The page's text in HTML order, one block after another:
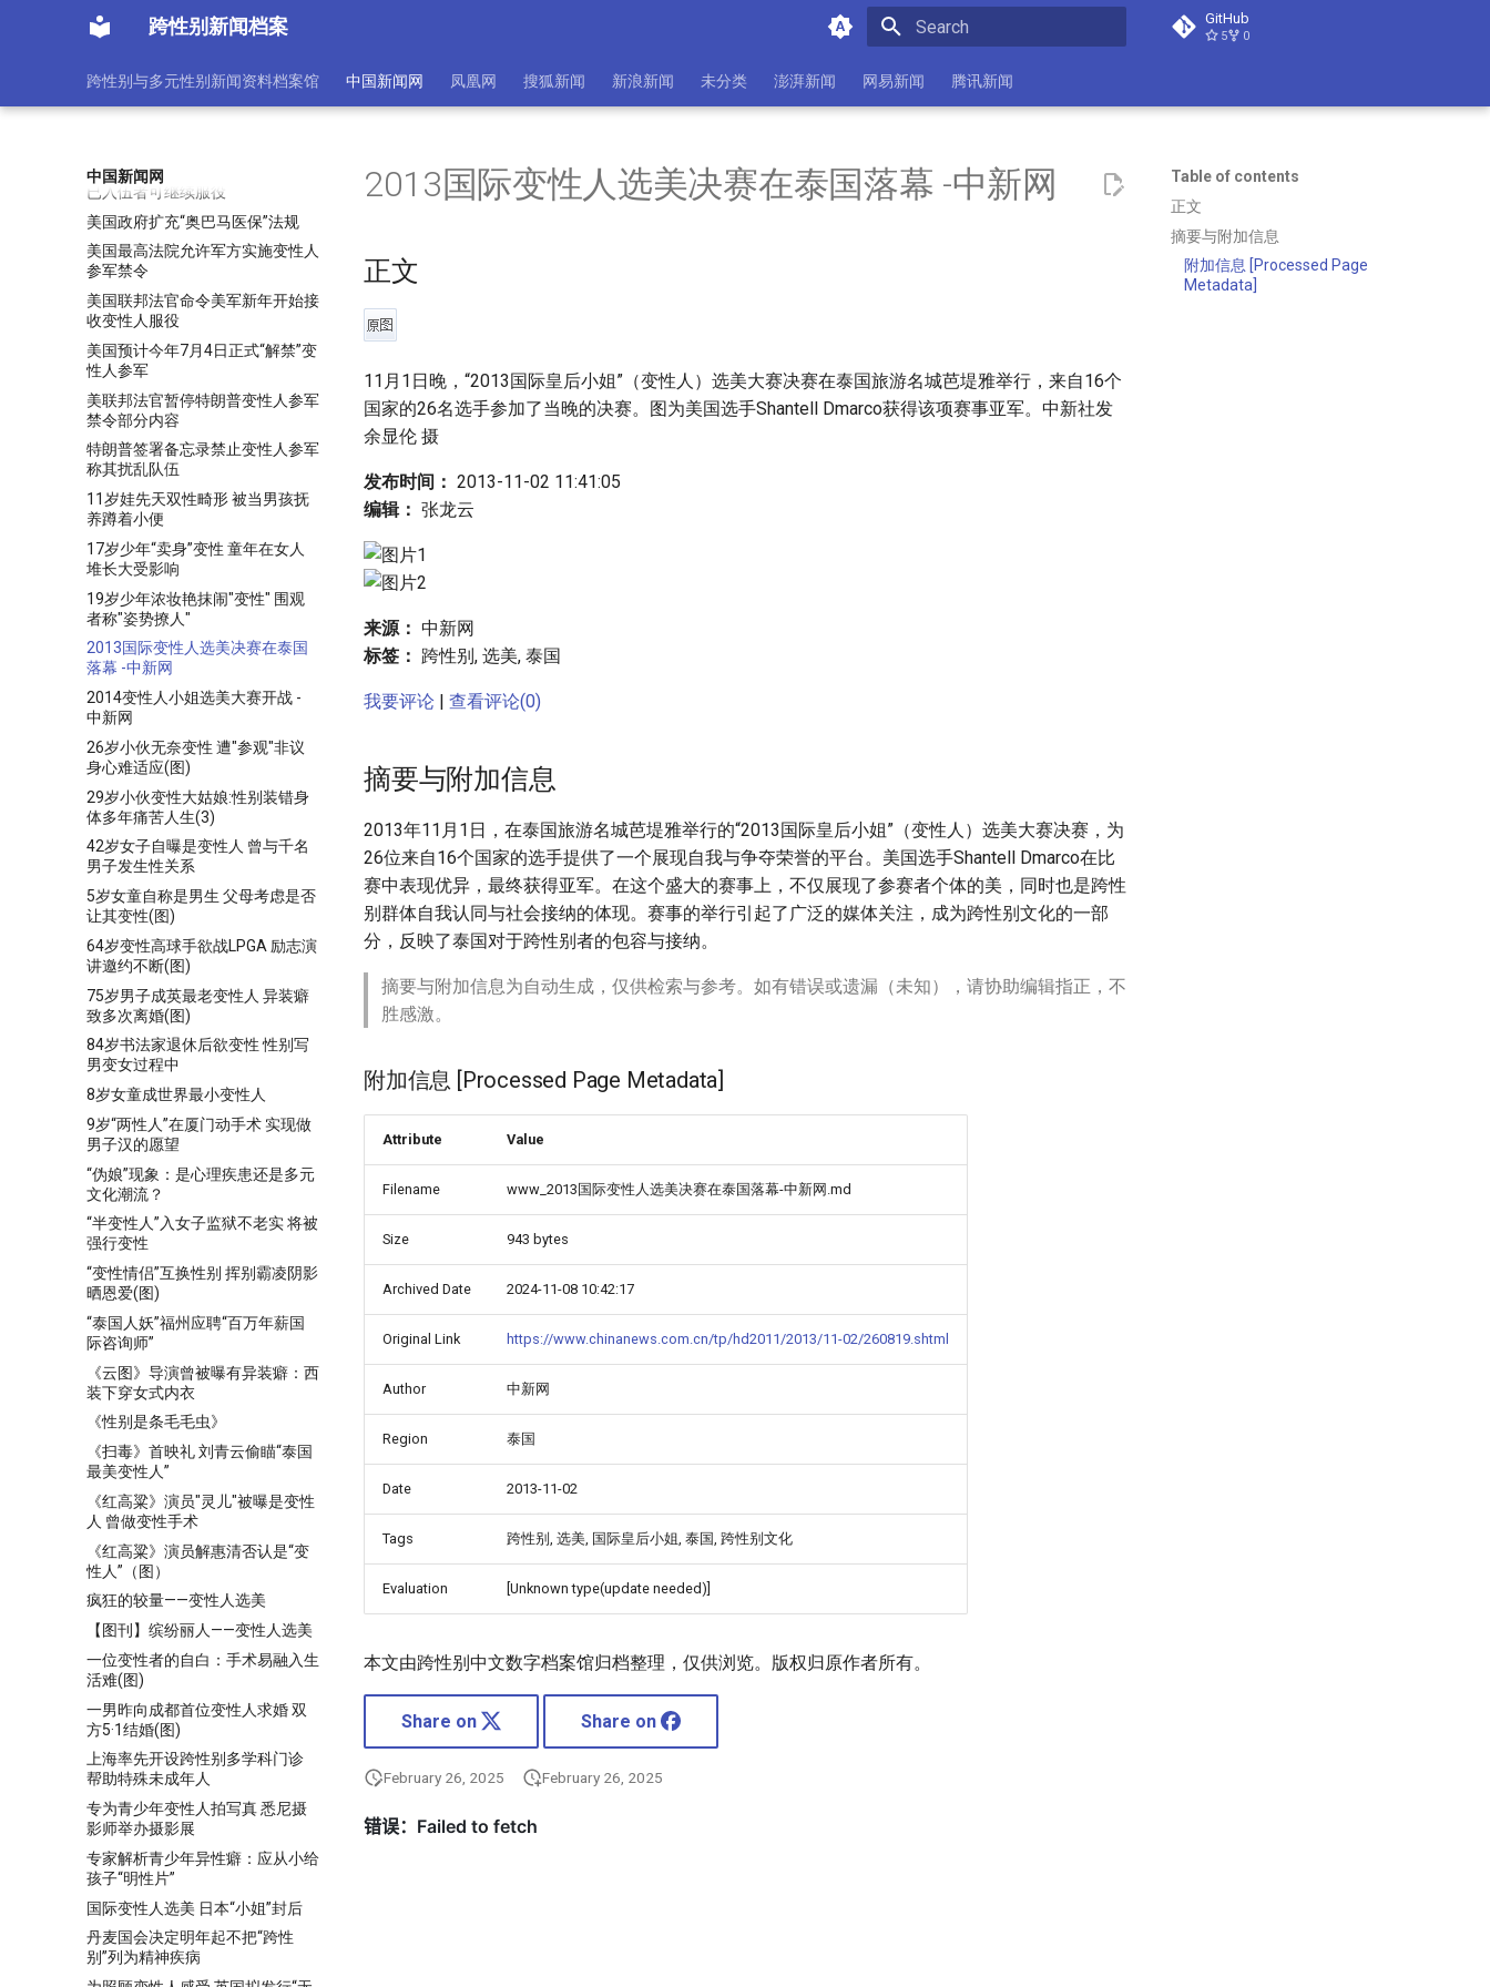
跨性别新闻档案 GitHub
5 0
跨性别与多元性别新闻资料档案馆 中国新闻网 凤凰网 搜狐新闻 新浪新闻 未分类 澎湃新闻 网易新闻 腾讯新闻
中国新闻网
特朗普签变性人服役禁令 防长：
已入伍者可继续服役
美国政府扩充“奥巴马医保”法规
美国最高法院允许军方实施变性人
参军禁令
美国联邦法官命令美军新年开始接
收变性人服役
美国预计今年7月4日正式“解禁”变
性人参军
美联邦法官暂停特朗普变性人参军
禁令部分内容
特朗普签署备忘录禁止变性人参军
称其扰乱队伍
11岁娃先天双性畸形 被当男孩抚
养蹲着小便
17岁少年“卖身”变性 童年在女人
堆长大受影响
19岁少年浓妆艳抹闹"变性" 围观
者称"姿势撩人"
2013国际变性人选美决赛在泰国
落幕 -中新网
2014变性人小姐选美大赛开战 -
中新网
26岁小伙无奈变性 遭"参观"非议
身心难适应(图)
29岁小伙变性大姑娘:性别装错身
体多年痛苦人生(3)
42岁女子自曝是变性人 曾与千名
男子发生性关系
5岁女童自称是男生 父母考虑是否
让其变性(图)
64岁变性高球手欲战LPGA 励志演
讲邀约不断(图)
75岁男子成英最老变性人 异装癖
致多次离婚(图)
84岁书法家退休后欲变性 性别写
男变女过程中
8岁女童成世界最小变性人
9岁“两性人”在厦门动手术 实现做
男子汉的愿望
“伪娘”现象：是心理疾患还是多元
文化潮流？
“半变性人”入女子监狱不老实 将被
强行变性
“变性情侣”互换性别 挥别霸凌阴影
晒恩爱(图)
“泰国人妖”福州应聘“百万年薪国
际咨询师”
《云图》导演曾被曝有异装癖：西
装下穿女式内衣
《性别是条毛毛虫》
《扫毒》首映礼 刘青云偷瞄“泰国
最美变性人”
《红高粱》演员"灵儿"被曝是变性
人 曾做变性手术
《红高粱》演员解惠清否认是“变
性人”（图）
疯狂的较量——变性人选美
【图刊】缤纷丽人——变性人选美
一位变性者的自白：手术易融入生
活难(图)
一男昨向成都首位变性人求婚 双
方5·1结婚(图)
上海率先开设跨性别多学科门诊
帮助特殊未成年人
专为青少年变性人拍写真 悉尼摄
影师举办摄影展
专家解析青少年异性癖：应从小给
孩子“明性片”
国际变性人选美 日本“小姐”封后
丹麦国会决定明年起不把“跨性
别”列为精神疾病
Table of contents
正文
摘要与附加信息
附加信息 [Processed Page
Metadata]
2013国际变性人选美决赛在泰国落幕 -中新网
正文
11月1日晚，“2013国际皇后小姐”（变性人）选美大赛决赛在泰国旅游名城芭堤雅举行，来自16个
国家的26名选手参加了当晚的决赛。图为美国选手Shantell Dmarco获得该项赛事亚军。中新社发
余显伦 摄
发布时间： 2013-11-02 11:41:05
编辑： 张龙云
来源： 中新网
标签： 跨性别, 选美, 泰国
我要评论 | 查看评论(0)
摘要与附加信息
2013年11月1日，在泰国旅游名城芭堤雅举行的“2013国际皇后小姐”（变性人）选美大赛决赛，为
26位来自16个国家的选手提供了一个展现自我与争夺荣誉的平台。美国选手Shantell Dmarco在比
赛中表现优异，最终获得亚军。在这个盛大的赛事上，不仅展现了参赛者个体的美，同时也是跨性
别群体自我认同与社会接纳的体现。赛事的举行引起了广泛的媒体关注，成为跨性别文化的一部
分，反映了泰国对于跨性别者的包容与接纳。
摘要与附加信息为自动生成，仅供检索与参考。如有错误或遗漏（未知），请协助编辑指正，不
胜感激。
附加信息 [Processed Page Metadata]
Attribute Value
Filename www_2013国际变性人选美决赛在泰国落幕-中新网.md
Size 943 bytes
Archived Date 2024-11-08 10:42:17
Original Link https://www.chinanews.com.cn/tp/hd2011/2013/11-02/260819.shtml
Author 中新网
Region 泰国
Date 2013-11-02
Tags 跨性别, 选美, 国际皇后小姐, 泰国, 跨性别文化
Evaluation [Unknown type(update needed)]
本文由跨性别中文数字档案馆归档整理，仅供浏览。版权归原作者所有。
Share on Share on
February 26, 2025 February 26, 2025